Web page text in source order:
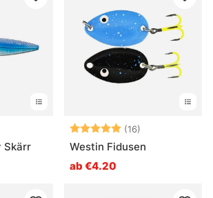
von 5 Sternen
Skärr
Bewertung:(16)
Westin Fidusen
ab €4.20